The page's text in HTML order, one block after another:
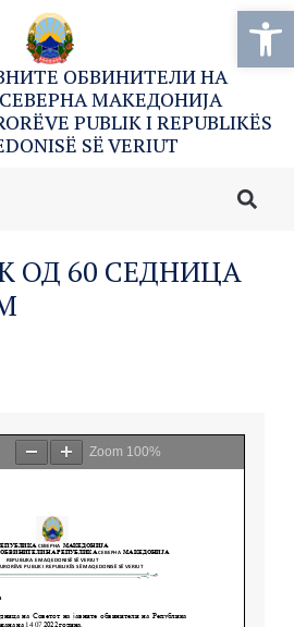
ОБВИНИТЕЛИ НА
МАКЕДОНИЈА
PUBLIK I REPUBLIKËS
SË VERIUT
ОД 60 СЕДНИЦА
Zoom 100%